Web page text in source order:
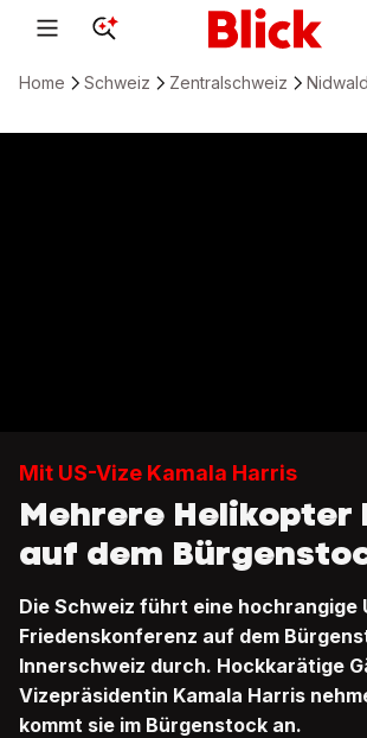
Home Schweiz Zentralschweiz
Mit US-Vize Kamala Harris
Mehrere Helikopter
auf dem
Die Schweiz führt eine hochrangige
Friedenskonferenz auf dem
Innerschweiz durch. Hockkarätige
Vizepräsidentin Kamala Harris
kommt sie im Bürgenstock an.